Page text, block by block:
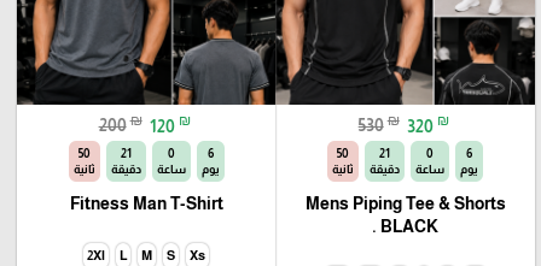
530 ₪ 320 ₪
6
يوم
0
ساعة
21
دقيقة
49
ثانية
Mens Piping Tee & Shorts
BLACK .
200 ₪ 120 ₪
6
يوم
0
ساعة
21
دقيقة
49
ثانية
Fitness Man T-Shirt
Xs
S
M
L
2Xl